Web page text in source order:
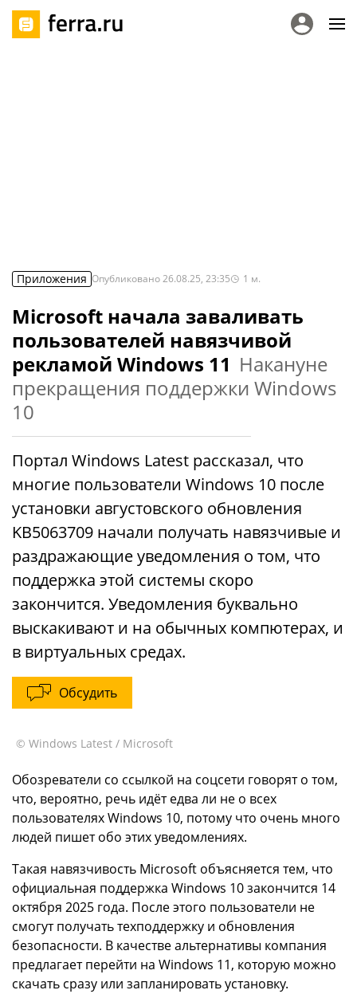
Приложения Опубликовано26.08.25, 23:35 1 м.
Microsoft начала заваливать
пользователей навязчивой
рекламой Windows 11 Накануне
прекращения поддержки Windows
10
Портал Windows Latest рассказал, что
многие пользователи Windows 10 после
установки августовского обновления
KB5063709 начали получать навязчивые и
раздражающие уведомления о том, что
поддержка этой системы скоро
закончится. Уведомления буквально
выскакивают и на обычных компютерах, и
в виртуальных средах.
Обсудить
© Windows Latest / Microsoft
Обозреватели со ссылкой на соцсети говорят о том,
что, вероятно, речь идёт едва ли не о всех
пользователях Windows 10, потому что очень много
людей пишет обо этих уведомлениях.
Такая навязчивость Microsoft объясняется тем, что
официальная поддержка Windows 10 закончится 14
октября 2025 года. После этого пользователи не
смогут получать техподдержку и обновления
безопасности. В качестве альтернативы компания
предлагает перейти на Windows 11, которую можно
скачать сразу или запланировать установку.